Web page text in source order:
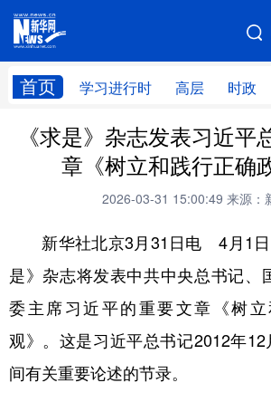
首页 学习进行时 高层 时政
网站地图
学习进行时 高层 时政
国际 财经 网评
科技 科创 量子
文化 书画
法律 中央文件
《求是》杂志发表习近平
章《树立和践行正确
2026-03-31 15:00:49 来源：
新华社北京3月31日电 4月1日
是》杂志将发表中共中央总书记、
委主席习近平的重要文章《树
观》。这是习近平总书记2012年12
间有关重要论述的节录。